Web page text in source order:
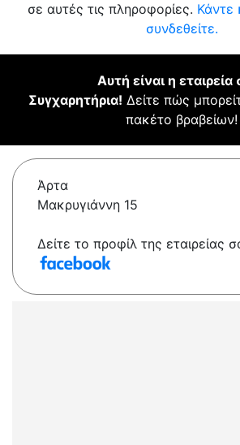
σε αυτές τις πληροφορίες. Κάντε
συνδεθείτε.
Αυτή είναι η εταιρεία
Συγχαρητήρια! Δείτε πώς
πακέτο βραβείων!
Άρτα
Μακρυγιάννη 15
Δείτε το προφίλ της εταιρείας